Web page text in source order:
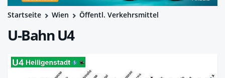
Startseite Wien Öffentl. Verkehrsmittel
U-Bahn U4